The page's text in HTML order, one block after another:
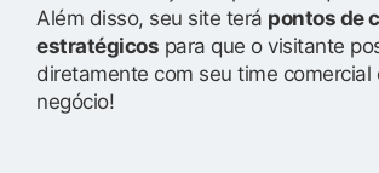
Além disso, seu site terá pontos de
estratégicos para que o visitante
diretamente com seu time comercial
negócio!